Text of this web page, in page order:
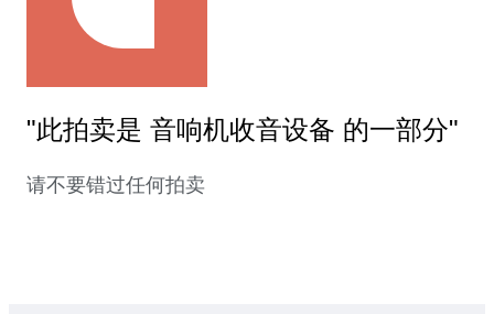
"此拍卖是 音响机收音设备 的一部分"
请不要错过任何拍卖